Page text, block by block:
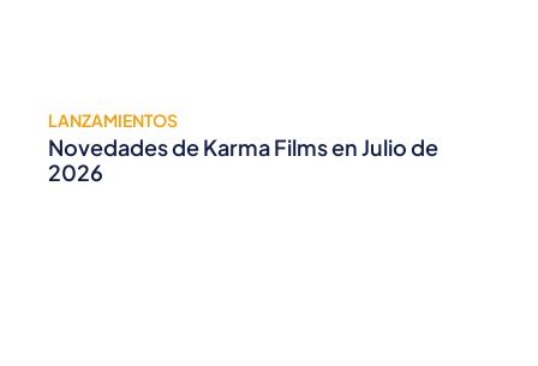
LANZAMIENTOS
Novedades de Karma Films en Julio de
2026